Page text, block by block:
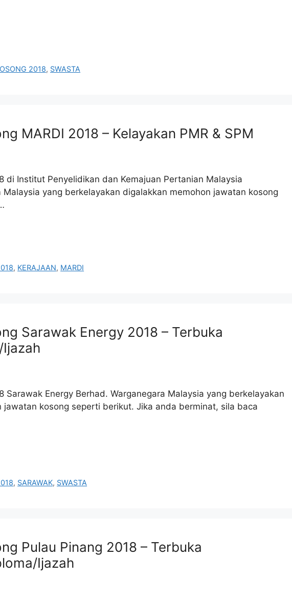
2018, SWASTA
MARDI 2018 – Kelayakan PMR & SPM
di Institut Penyelidikan dan Kemajuan Pertanian Malaysia
Malaysia yang berkelayakan digalakkan memohon jawatan kosong
, KERAJAAN, MARDI
Sarawak Energy 2018 – Terbuka
Sarawak Energy Berhad. Warganegara Malaysia yang berkelayakan
jawatan kosong seperti berikut. Jika anda berminat, sila baca
, SARAWAK, SWASTA
Pulau Pinang 2018 – Terbuka
Ijazah